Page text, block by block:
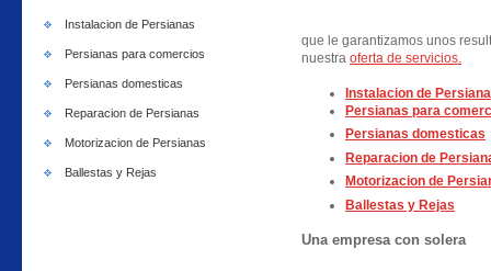
Instalacion de Persianas
Persianas para comercios
Persianas domesticas
Reparacion de Persianas
Motorizacion de Persianas
Ballestas y Rejas
que le garantizamos unos
nuestra oferta de servicios.
Instalacion de Persiana
Persianas para
Persianas domesticas
Reparacion de
Motorizacion de
Ballestas y Rejas
Una empresa con solera